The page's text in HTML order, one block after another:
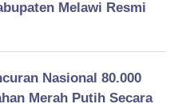
Melawi Resmi
Nasional 80.000
Merah Putih Secara